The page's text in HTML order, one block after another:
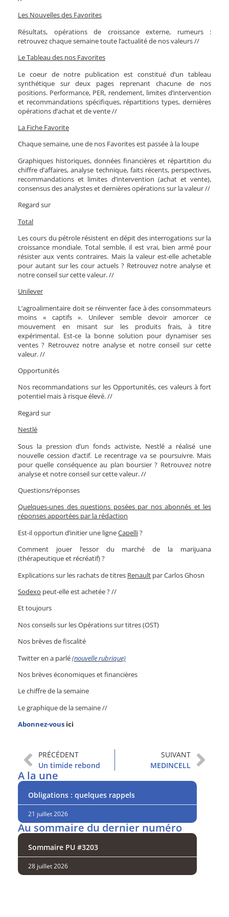
Les Nouvelles des Favorites
Résultats, opérations de croissance externe, rumeurs :
retrouvez chaque semaine toute l’actualité de nos valeurs //
Le Tableau des nos Favorites
Le coeur de notre publication est constitué d’un tableau
synthétique sur deux pages reprenant chacune de nos
positions. Performance, PER, rendement, limites d’intervention
et recommandations spécifiques, répartitions types, dernières
opérations d’achat et de vente //
La Fiche Favorite
Chaque semaine, une de nos Favorites est passée à la loupe
Graphiques historiques, données financières et répartition du
chiffre d’affaires, analyse technique, faits récents, perspectives,
recommandations et limites d’intervention (achat et vente),
consensus des analystes et dernières opérations sur la valeur //
Regard sur
Total
Les cours du pétrole résistent en dépit des interrogations sur la
croissance mondiale. Total semble, il est vrai, bien armé pour
résister aux vents contraires. Mais la valeur est-elle achetable
pour autant sur les cour actuels ? Retrouvez notre analyse et
notre conseil sur cette valeur. //
Unilever
L’agroalimentaire doit se réinventer face à des consommateurs
moins « captifs ». Unilever semble devoir amorcer ce
mouvement en misant sur les produits frais, à titre
expérimental. Est-ce la bonne solution pour dynamiser ses
ventes ? Retrouvez notre analyse et notre conseil sur cette
valeur.//
Opportunités
Nos recommandations sur les Opportunités, ces valeurs à fort
potentiel mais à risque élevé. //
Regard sur
Nestlé
Sous la pression d’un fonds activiste, Nestlé a réalisé une
nouvelle cession d’actif. Le recentrage va se poursuivre. Mais
pour quelle conséquence au plan boursier ? Retrouvez notre
analyse et notre conseil sur cette valeur. //
Questions/réponses
Quelques-unes des questions posées par nos abonnés et les
réponses apportées par la rédaction
Est-il opportun d’initier une ligneCapelli?
Comment jouer l’essor du marché de la marijuana
(thérapeutique et récréatif) ?
Explications sur les rachats de titres Renault par Carlos Ghosn
Sodexo peut-elle est achetée ? //
Et toujours
Nos conseils sur les Opérations sur titres (OST)
Nos brèves de fiscalité
Twitter en a parlé(nouvelle rubrique)
Nos brèves économiques et financières
Le chiffre de la semaine
Le graphique de la semaine //
Abonnez-vous ici
PRÉCÉDENT
Un timide rebond
SUIVANT
MEDINCELL
A la une
Obligations : quelques rappels
21 juillet 2026
Au sommaire du dernier numéro
Sommaire PU #3203
28 juillet 2026